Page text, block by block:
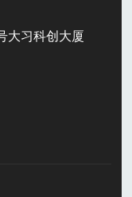
大习科创大厦